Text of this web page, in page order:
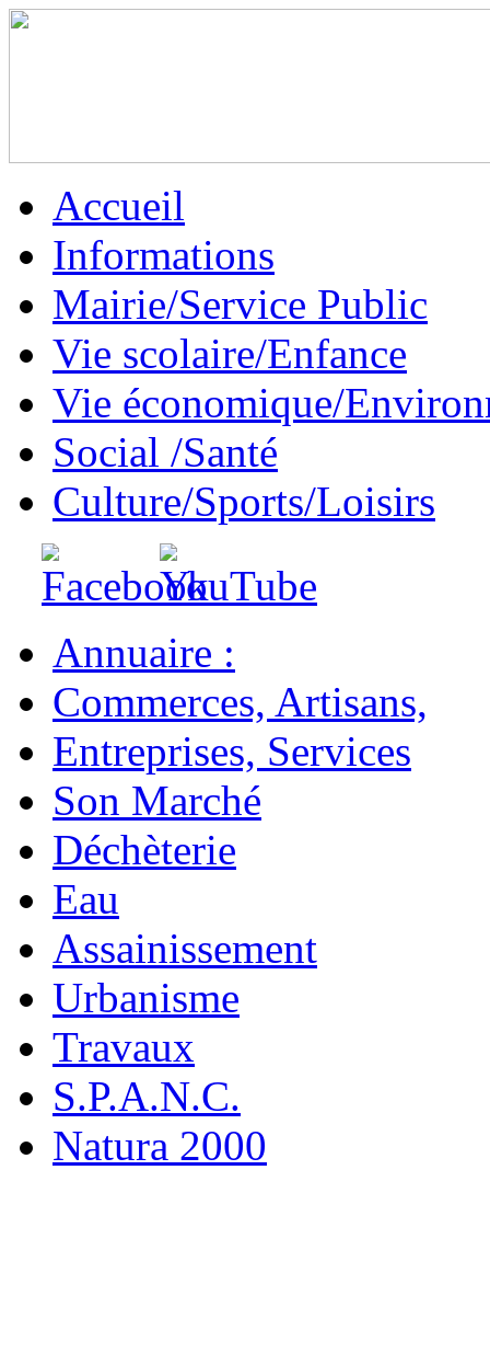
Accueil
Informations
Mairie/Service Public
Vie scolaire/Enfance
Vie économique/
Social /Santé
Culture/Sports/Loisirs
Annuaire :
Commerces, Artisans,
Entreprises, Services
Son Marché
Déchèterie
Eau
Assainissement
Urbanisme
Travaux
S.P.A.N.C.
Natura 2000